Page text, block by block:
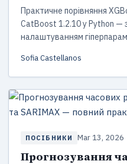
Практичне порівняння
CatBoost 1.2.10 у Python —
налаштуванням
для вашого проєкту.
Sofia Castellanos
ПОСІБНИКИ Mar 13, 2026
Прогнозування